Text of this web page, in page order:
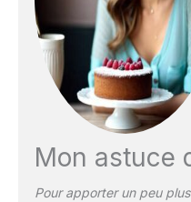
Mon astuce
Pour apporter un peu